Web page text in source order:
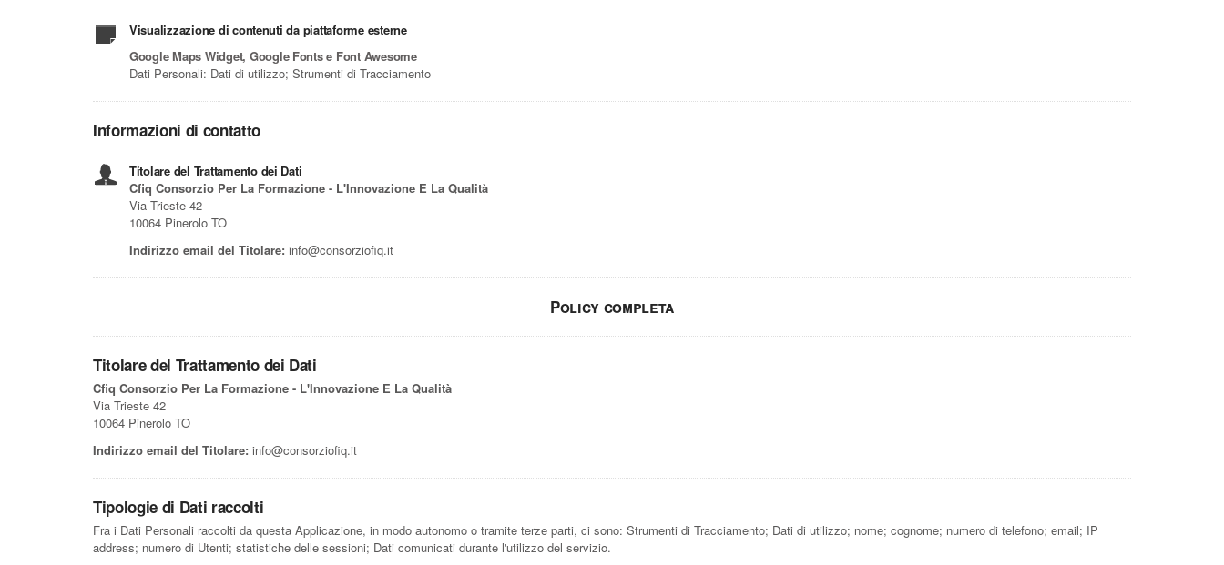
Visualizzazione di contenuti da piattaforme esterne
Google Maps Widget, Google Fonts e Font Awesome
Dati Personali: Dati di utilizzo; Strumenti di Tracciamento
Informazioni di contatto
Titolare del Trattamento dei Dati
Cfiq Consorzio Per La Formazione - L'Innovazione E La Qualità
Via Trieste 42
10064 Pinerolo TO
Indirizzo email del Titolare: info@consorziofiq.it
Policy completa
Titolare del Trattamento dei Dati
Cfiq Consorzio Per La Formazione - L'Innovazione E La Qualità
Via Trieste 42
10064 Pinerolo TO
Indirizzo email del Titolare: info@consorziofiq.it
Tipologie di Dati raccolti
Fra i Dati Personali raccolti da questa Applicazione, in modo autonomo o tramite terze parti, ci sono: Strumenti di Tracciamento; Dati di utilizzo; nome; cognome; numero di telefono; email; IP
address; numero di Utenti; statistiche delle sessioni; Dati comunicati durante l'utilizzo del servizio.